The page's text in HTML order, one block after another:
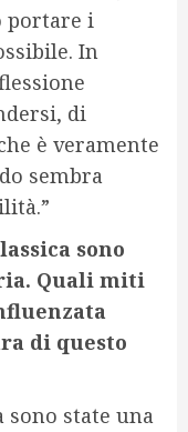
portare i
In
di
è veramente
sembra
sono
Quali miti
di questo
sono state una